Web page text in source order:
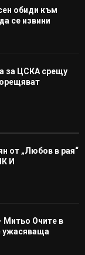
обиди към
се извини
за ЦСКА срещу
от „Любов в рая“
И
Очите в
ужасяваща